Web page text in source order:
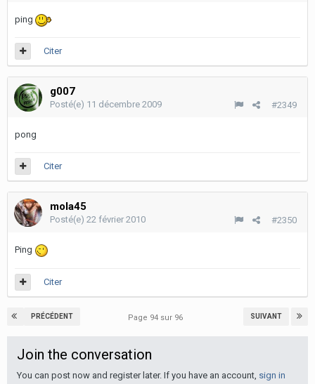
ping
Citer
g007
#2349
Posté(e) 11 décembre 2009
pong
Citer
mola45
#2350
Posté(e) 22 février 2010
Ping
Citer
PRÉCÉDENT SUIVANT
Page 94 sur 96
Join the conversation
You can post now and register later. If you have an account, sign in